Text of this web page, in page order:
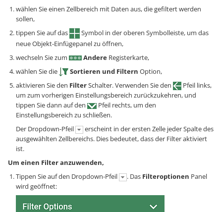
wählen Sie einen Zellbereich mit Daten aus, die gefiltert werden
sollen,
tippen Sie auf das
Symbol in der oberen Symbolleiste, um das
neue Objekt-Einfügepanel zu öffnen,
wechseln Sie zum
Andere Registerkarte,
wählen Sie die
Sortieren und Filtern Option,
aktivieren Sie den FilterSchalter. Verwenden Sie den
Pfeil links,
um zum vorherigen Einstellungsbereich zurückzukehren, und
tippen Sie dann auf den
Pfeil rechts, um den
Einstellungsbereich zu schließen.
Der Dropdown-Pfeil
erscheint in der ersten Zelle jeder Spalte des
ausgewählten Zellbereichs. Dies bedeutet, dass der Filter aktiviert
ist.
Um einen Filter anzuwenden,
Tippen Sie auf den Dropdown-Pfeil
. Das Filteroptionen Panel
wird geöffnet: